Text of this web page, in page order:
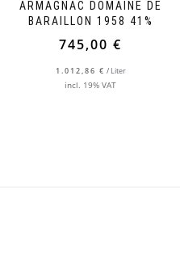
ARMAGNAC DOMAINE DE
BARAILLON 1958 41%
745,00 €
1.012,86 € / Liter
incl. 19% VAT